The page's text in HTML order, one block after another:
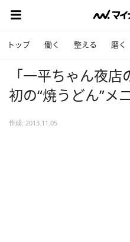
トップ 働く 整える 磨く
「一平ちゃん夜
初の“焼うどん”メ
作成: 2013.11.05